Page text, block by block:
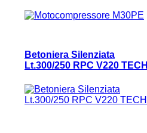
Betoniera Silenziata
Lt.300/250 RPC V220 TECH